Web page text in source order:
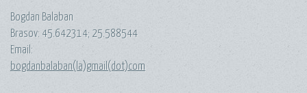
Bogdan Balaban
Brasov: 45.642314; 25.588544
Email:
bogdanbalaban(la)gmail(dot)com